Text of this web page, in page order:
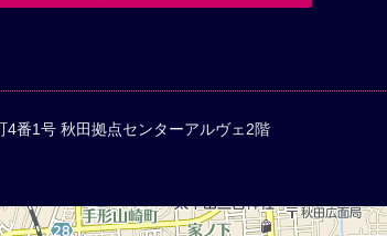
4番1号 秋田拠点センターアルヴェ2階